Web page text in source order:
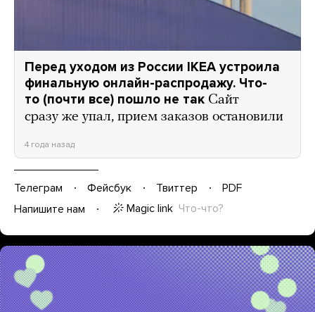
Перед уходом из России IKEA устроила
финальную онлайн-распродажу. Что-
то (почти все) пошло не так Сайт
сразу же упал, прием заказов остановили
4 года назад
Телеграм Фейсбук Твиттер
PDF
Напишите нам
Magic link Что-что?